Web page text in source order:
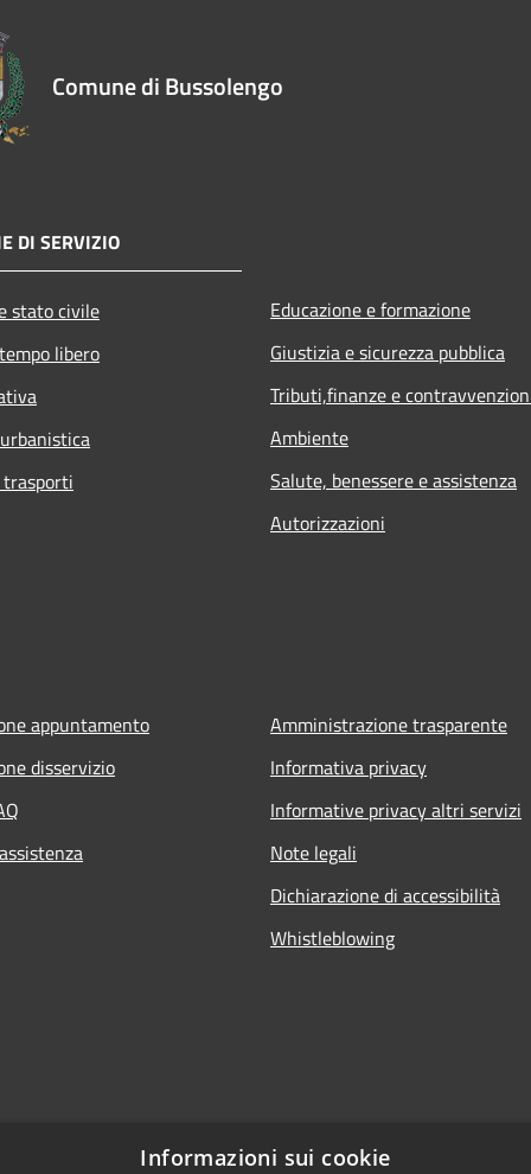
Comune di Bussolengo
DI SERVIZIO
stato civile
libero
Educazione e formazione
Giustizia e sicurezza pubblica
Tributi,finanze e
Ambiente
Salute, benessere e assistenza
Autorizzazioni
appuntamento
disservizio
Amministrazione trasparente
Informativa privacy
Informative privacy altri servizi
Note legali
Dichiarazione di accessibilità
Whistleblowing
Informazioni sui cookie